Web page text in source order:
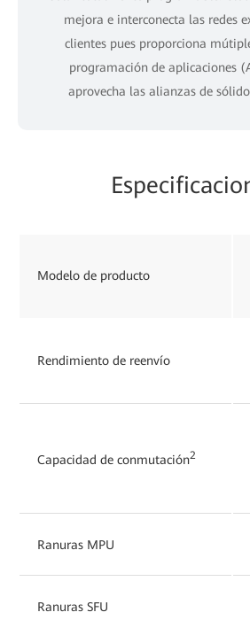
mejora e interconecta las redes
clientes pues proporciona
programación de aplicaciones
aprovecha las alianzas de
Modelo de producto
Rendimiento de reenvío
Capacidad de conmutación2
Ranuras MPU
Ranuras SFU